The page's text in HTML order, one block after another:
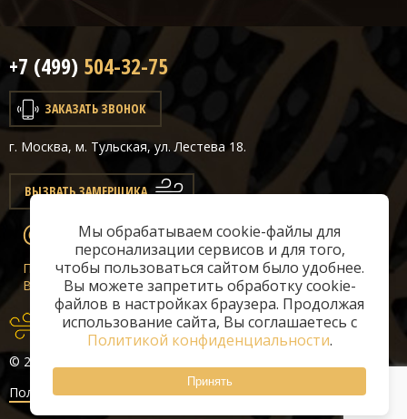
Мы обрабатываем cookie-файлы для
персонализации сервисов и для того,
чтобы пользоваться сайтом было удобнее.
Вы можете запретить обработку cookie-
файлов в настройках браузера. Продолжая
использование сайта, Вы соглашаетесь с
Политикой конфиденциальности.
Принять
+7 (499) 504-32-75
ЗАКАЗАТЬ ЗВОНОК
г. Москва, м. Тульская, ул. Лестева 18.
ВЫЗВАТЬ ЗАМЕРЩИКА
info@classicair.ru
Пн-Сб:10 — 20
Вс:
10 — 19
© 2026 «ClassicAir»
Политика конфиденциальности